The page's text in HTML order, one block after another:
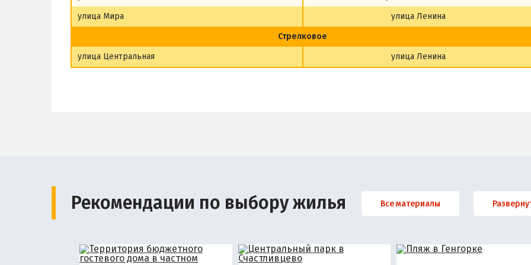
улица Мира
улица Ленина
Стрелковое
улица Центральная
улица Ленина
Рекомендации по выбору жилья Все материалы